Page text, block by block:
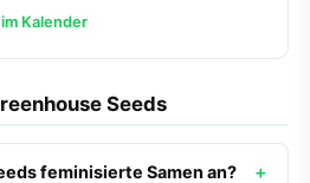
Kalender
Seeds
feminisierte Samen an?